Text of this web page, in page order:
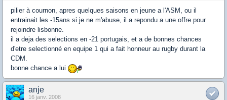
pilier à cournon, apres quelques saisons en jeune a l'ASM, ou il
entrainait les -15ans si je ne m'abuse, il a repondu a une offre pour
rejoindre lisbonne.
il a deja des selections en -21 portugais, et a de bonnes chances
d'etre selectionné en equipe 1 qui a fait honneur au rugby durant la
CDM.
bonne chance a lui
anje
16 janv. 2008